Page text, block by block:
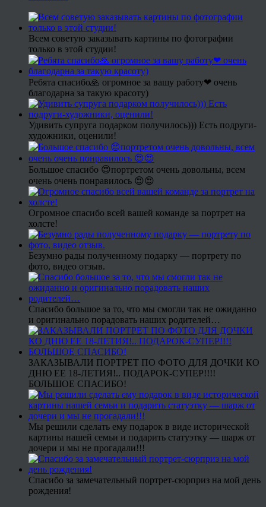
Всем советую заказывать картины по фотографии
только в этой студии!
Ребята спасибо🙏 огромное за вашу работу❤ очень
благодарна за такую красоту)
Удивить супруга подарком получилось))) Есть подруги-
художники, оценили!
Большое спасибо 😍портретом очень довольны, всем
очень очень понравилось 😍😍
Огромное спасибо всей вашей команде за портрет на
холсте!
Безумно рады полученному подарку — портрету по
фото, видео отзыв.
Спасибо большое за то, что мы смогли так не ожиданно
и оригинально порадовать наших родителей…
ЗАКАЗЫВАЛИ ПОРТРЕТ ПО ФОТО ДЛЯ ДОЧКИ КО
ДНЮ ЕЕ 18-ЛЕТИЯ!.. ПОДАРОК-СУПЕР!!!!
БОЛЬШОЕ СПАСИБО!
Мы решили сделать ему подарок в виде исторической
картины нашей семьи и подарить статуэтку — шарж от
дочери и мы не прогадали!!!
Спасибо за замечательный портрет-сюрприз на мой день
рождения!